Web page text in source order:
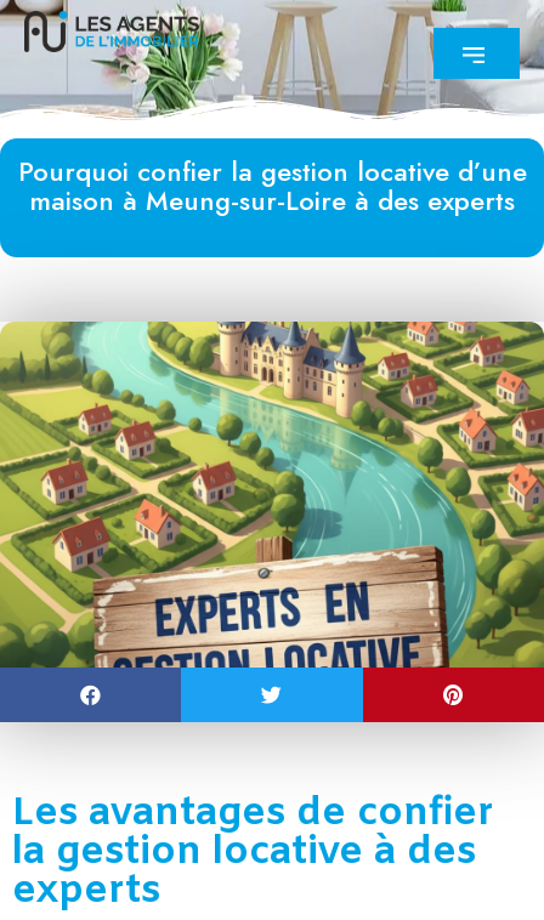
Pourquoi confier la gestion locative d’une
maison à Meung-sur-Loire à des experts
Les avantages de confier
la gestion locative à des
experts